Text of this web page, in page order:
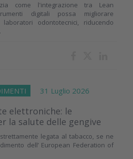
come l'integrazione tra Lean
digitali possa migliorare
odontotecnici, riducendo
31 Luglio 2026
elettroniche: le
la salute delle gengive
legata al tabacco, se ne
dell’ European Federation of